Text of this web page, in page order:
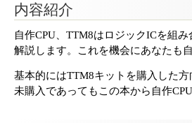
内容紹介
自作CPU、TTM8はロジックICを組
解説します。これを機会にあなたも
基本的にはTTM8キットを購入した
未購入であってもこの本から自作